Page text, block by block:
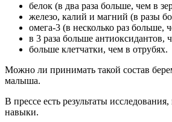
белок (в два раза больше, чем в
железо, калий и магний (в разы
омега-3 (в несколько раз больше,
в 3 раза больше антиоксидантов,
больше клетчатки, чем в отрубях.
Можно ли принимать такой состав
малыша.
В прессе есть результаты
навыки.